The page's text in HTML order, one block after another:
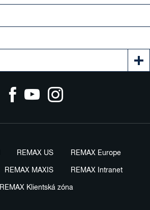
REMAX US REMAX Europe
REMAX MAXIS REMAX Intranet
REMAX Klientská zóna